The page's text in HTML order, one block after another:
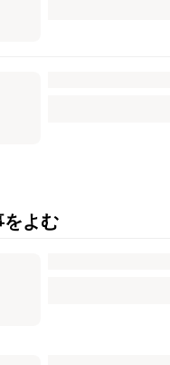
をよむ